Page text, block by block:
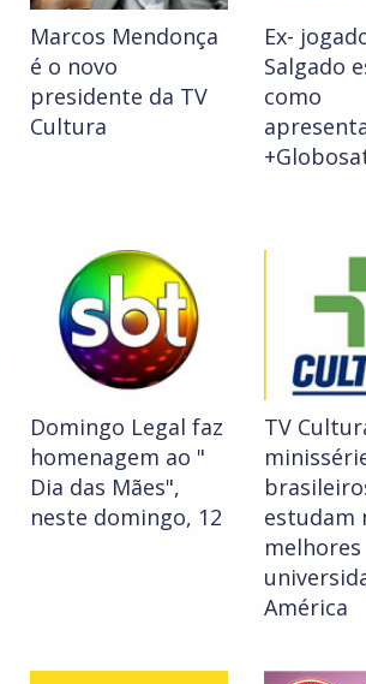
Marcos Mendonça
é o novo
presidente da TV
Cultura
Ex-
Salgado
como
Domingo Legal faz
homenagem ao "
Dia das Mães",
neste domingo, 12
TV
estudam
melhores
América